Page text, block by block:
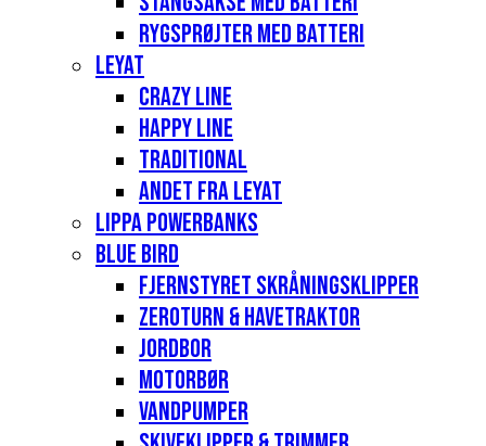
Rygsprøjter med batteri
Leyat
Crazy Line
Happy Line
Traditional
Andet fra Leyat
Lippa Powerbanks
Blue Bird
Fjernstyret skråningsklipper
Zeroturn & havetraktor
Jordbor
Motorbør
Vandpumper